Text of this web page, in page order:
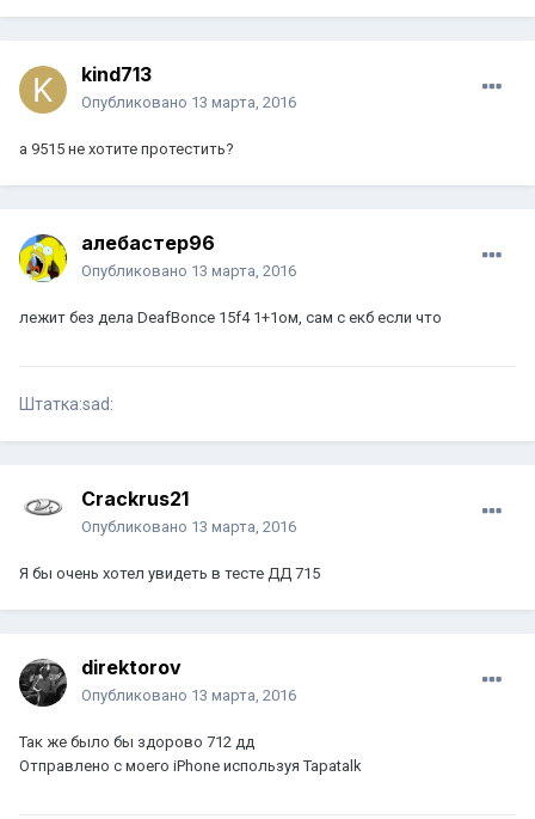
kind713
Опубликовано 13 марта, 2016
а 9515 не хотите протестить?
алебастер96
Опубликовано 13 марта, 2016
лежит без дела DeafBonce 15f4 1+1ом, сам с екб если что
Штатка:sad:
Crackrus21
Опубликовано 13 марта, 2016
Я бы очень хотел увидеть в тесте ДД 715
direktorov
Опубликовано 13 марта, 2016
Так же было бы здорово 712 дд
Отправлено с моего iPhone используя Tapatalk